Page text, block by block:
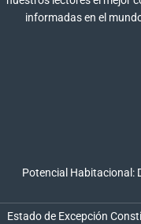
informadas en el
Potencial Habitacional:
Estado de Excepción